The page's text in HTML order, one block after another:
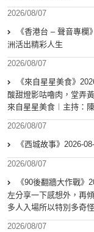
2026/08/07
《香港台 – 聲音專
洲活出精彩人生
2026/08/07
《來自星星美食》
酸甜燈影咕嚕肉，堂弄
來自星星美食︱主持：
2026/08/07
《西城故事》2026-
2026/08/07
《90後翻牆大作戰
左分享一下感想外，再
多人入場所以特別多奇
2026/08/07